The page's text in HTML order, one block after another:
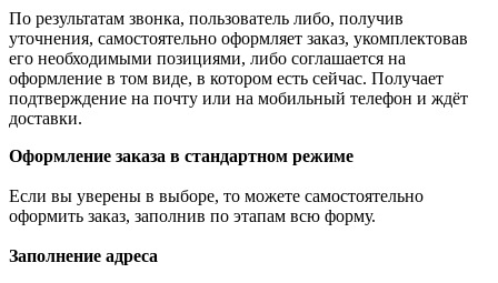
По результатам звонка, пользователь либо, получив
уточнения, самостоятельно оформляет заказ, укомплектовав
его необходимыми позициями, либо соглашается на
оформление в том виде, в котором есть сейчас. Получает
подтверждение на почту или на мобильный телефон и ждёт
доставки.
Оформление заказа в стандартном режиме
Если вы уверены в выборе, то можете самостоятельно
оформить заказ, заполнив по этапам всю форму.
Заполнение адреса